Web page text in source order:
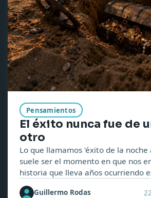
Pensamientos
El éxito nunca fue de
otro
Lo que llamamos 'éxito de la noche
suele ser el momento en que nos
historia que lleva años ocurriendo
qué el proceso importa más de lo
Guillermo Rodas